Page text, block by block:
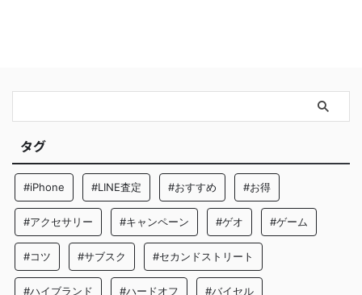
タグ
#iPhone #LINE査定 #おすすめ #お得
#アクセサリー #キャンペーン #ゲオ #ゲーム
#コツ #サブスク #セカンドストリート
#ハイブランド #ハードオフ #バイセル